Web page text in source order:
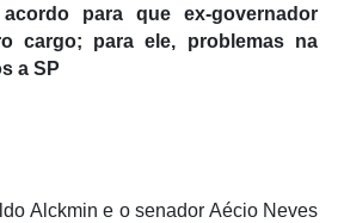
para que ex-governador
cargo; para ele, problemas na
a SP
Alckmin e o senador Aécio Neves